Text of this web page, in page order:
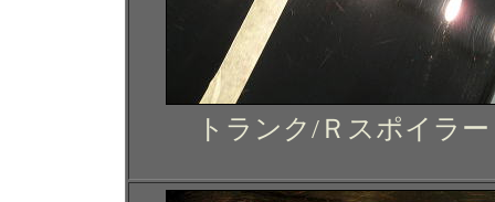
トランク/Ｒスポイラー